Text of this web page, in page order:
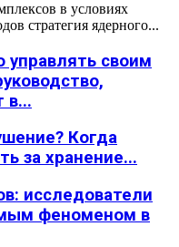
в условиях
стратегия ядерного...
управлять своим
в...
Когда
за хранение...
исследователи
феноменом в